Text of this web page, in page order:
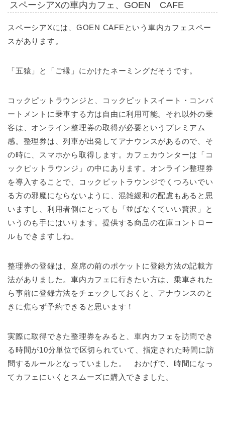
スペーシアXの車内カフェ、GOEN CAFE
スペーシアXには、GOEN CAFEという車内カフェスペー
スがあります。
「五猿」と「ご縁」にかけたネーミングだそうです。
コックピットラウンジと、コックピットスイート・コンパ
ートメントに乗車する方は自由に利用可能。それ以外の乗
客は、オンライン整理券の取得が必要というプレミアム
感。整理券は、列車が出発してアナウンスがあるので、そ
の時に、スマホから取得します。カフェカウンターは「コ
ックピットラウンジ」の中にあります。オンライン整理券
を導入することで、コックピットラウンジでくつろいでい
る方の邪魔にならないように、混雑緩和の配慮もあると思
いますし、利用者側にとっても「並ばなくていい贅沢」と
いうのも手にはいります。提供する商品の在庫コントロー
ルもできますしね。
整理券の登録は、座席の前のポケットに登録方法の記載方
法がありました。車内カフェに行きたい方は、乗車された
ら事前に登録方法をチェックしておくと、アナウンスのと
きに焦らず予約できると思います！
実際に取得できた整理券をみると、車内カフェを訪問でき
る時間が10分単位で区切られていて、指定された時間に訪
問するルールとなっていました。 おかげで、時間になっ
てカフェにいくとスムーズに購入できました。